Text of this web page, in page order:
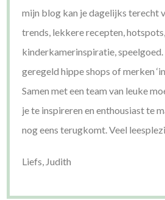
mijn blog kan je dagelijks terecht
trends, lekkere recepten,
kinderkamerinspiratie,
geregeld hippe shops of merken
Samen met een team van leuke
je te inspireren en enthousiast te
nog eens terugkomt. Veel
Liefs, Judith